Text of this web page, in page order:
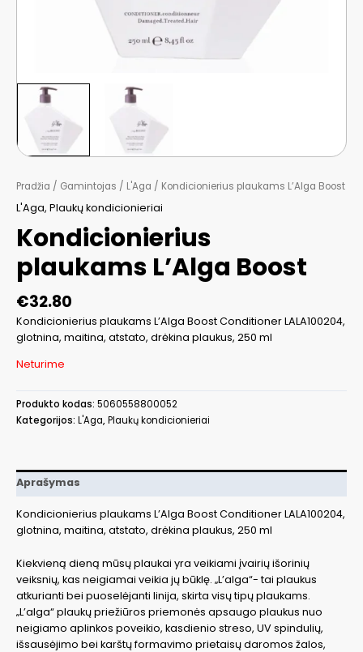
Pradžia / Gamintojas / L'Aga / Kondicionierius plaukams L’Alga Boost
L'Aga, Plaukų kondicionieriai
Kondicionierius
plaukams L’Alga Boost
€32.80
Kondicionierius plaukams L’Alga Boost Conditioner LALA100204,
glotnina, maitina, atstato, drėkina plaukus, 250 ml
Neturime
Produkto kodas: 5060558800052
Kategorijos: L'Aga,Plaukų kondicionieriai
Aprašymas
Kondicionierius plaukams L’Alga Boost Conditioner LALA100204,
glotnina, maitina, atstato, drėkina plaukus, 250 ml
Kiekvieną dieną mūsų plaukai yra veikiami įvairių išorinių
veiksnių, kas neigiamai veikia jų būklę. „L’alga“- tai plaukus
atkurianti bei puoselėjanti linija, skirta visų tipų plaukams.
„L’alga“ plaukų priežiūros priemonės apsaugo plaukus nuo
neigiamo aplinkos poveikio, kasdienio streso, UV spindulių,
išsausėjimo bei karštų formavimo prietaisų daromos žalos,